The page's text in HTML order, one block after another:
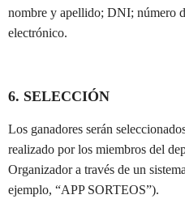
nombre y apellido; DNI; número
electrónico.
6. SELECCIÓN
Los ganadores serán
realizado por los miembros del
Organizador a través de un
ejemplo, “APP SORTEOS”).